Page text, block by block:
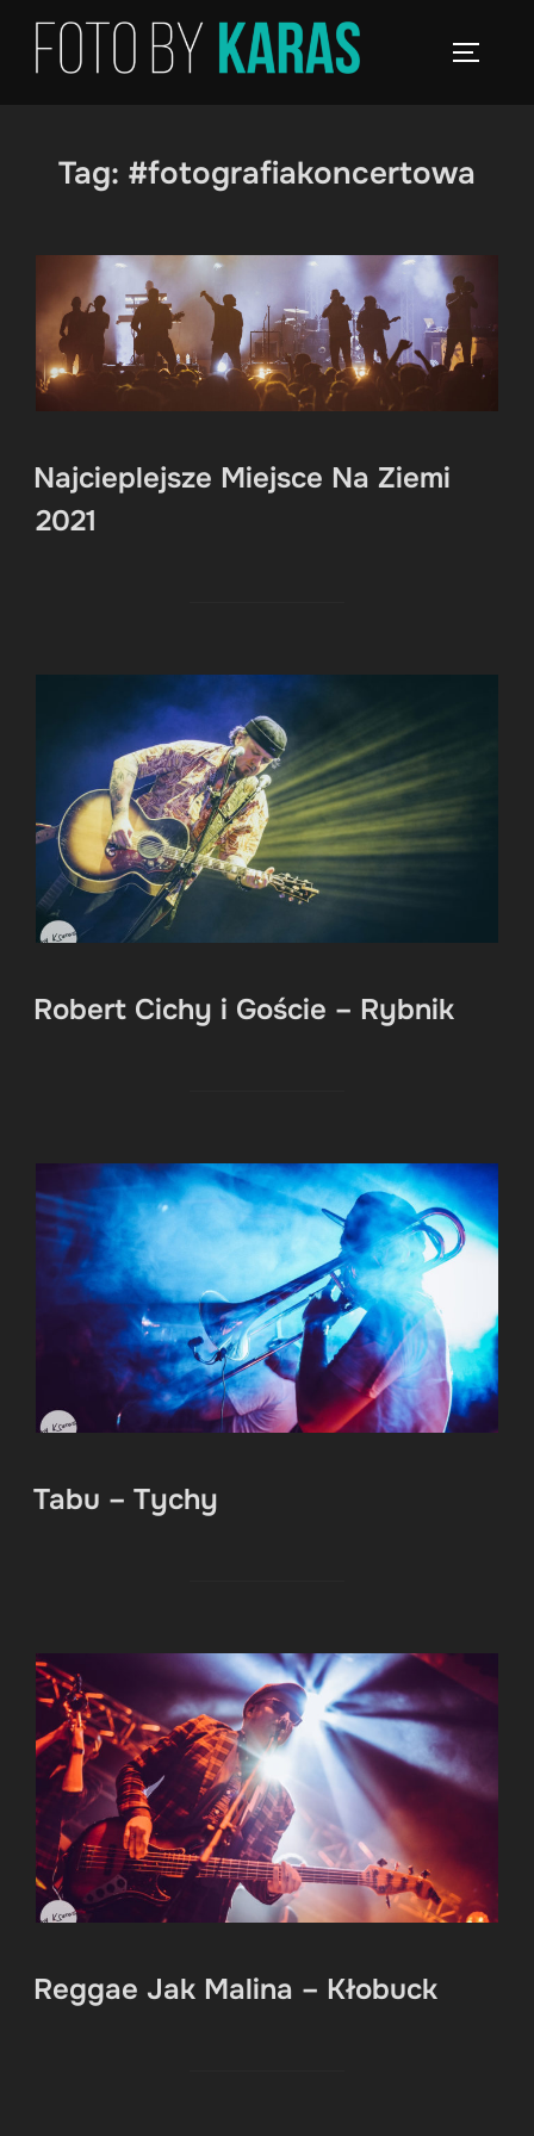
Skip
Tag: #fotografiakoncertowa
Najcieplejsze Miejsce Na Ziemi
2021
Robert Cichy i Goście – Rybnik
Tabu – Tychy
Reggae Jak Malina – Kłobuck